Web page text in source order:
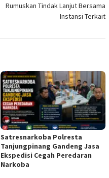
Rumuskan Tindak Lanjut Bersama
Instansi Terkait
Satresnarkoba Polresta
Tanjungpinang Gandeng Jasa
Ekspedisi Cegah Peredaran
Narkoba